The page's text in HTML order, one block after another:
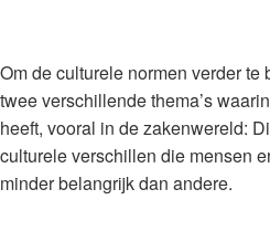
Om de culturele normen verder
twee verschillende thema’s
heeft, vooral in de zakenwereld:
culturele verschillen die mensen
minder belangrijk dan andere.